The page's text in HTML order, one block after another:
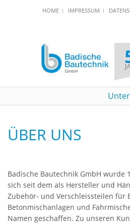
HOME IMPRESSUM
ÜBER UNS
Badische Bautechnik GmbH wurde
sich seit dem als Hersteller und
Zubehör- und Verschleissteilen für
Betonmischanlagen und
Namen geschaffen. Zu unseren